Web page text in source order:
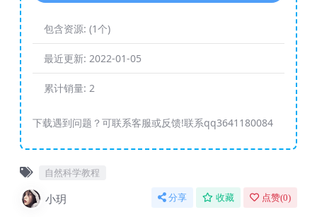
包含资源: (1个)
最近更新: 2022-01-05
累计销量: 2
下载遇到问题？可联系客服或反馈!联系qq3641180084
自然科学教程
小玥 分享 收藏 点赞(0)